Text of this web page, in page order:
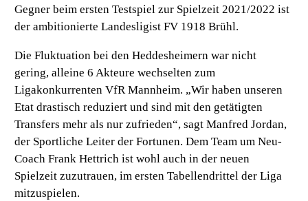
Gegner beim ersten Testspiel zur Spielzeit 2021/2022 ist
der ambitionierte Landesligist FV 1918 Brühl.
Die Fluktuation bei den Heddesheimern war nicht
gering, alleine 6 Akteure wechselten zum
Ligakonkurrenten VfR Mannheim. „Wir haben unseren
Etat drastisch reduziert und sind mit den getätigten
Transfers mehr als nur zufrieden“, sagt Manfred Jordan,
der Sportliche Leiter der Fortunen. Dem Team um Neu-
Coach Frank Hettrich ist wohl auch in der neuen
Spielzeit zuzutrauen, im ersten Tabellendrittel der Liga
mitzuspielen.